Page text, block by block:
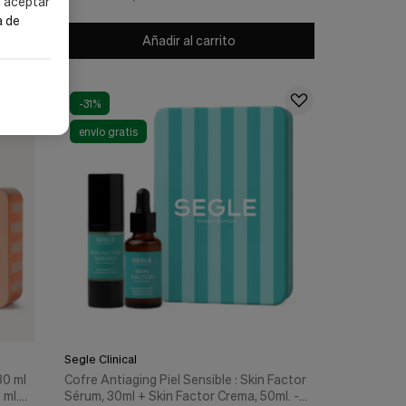
de
Añadir al carrito
ml
-
-31%
envío gratis
Segle Clinical
Cofre Antiaging Piel Sensible : Skin Factor
Sérum, 30ml + Skin Factor Crema, 50ml. -